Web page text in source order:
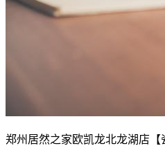
郑州居然之家欧凯龙北龙湖店